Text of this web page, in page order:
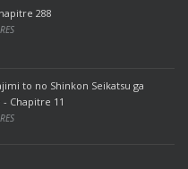
288
to no Shinkon Seikatsu ga
Chapitre 11